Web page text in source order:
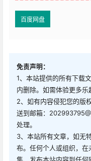
百度网盘
免责声明：
1、本站提供的所有下载
内删除。如需体验更多乐
2、如有内容侵犯您的版
送到邮箱：
处理。
3、本站所有文章，如无
布。任何个人或组织，